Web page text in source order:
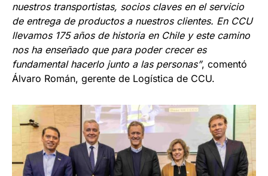
nuestros transportistas, socios claves en el servicio
de entrega de productos a nuestros clientes. En CCU
llevamos 175 años de historia en Chile y este camino
nos ha enseñado que para poder crecer es
fundamental hacerlo junto a las personas”, comentó
Álvaro Román, gerente de Logística de CCU.